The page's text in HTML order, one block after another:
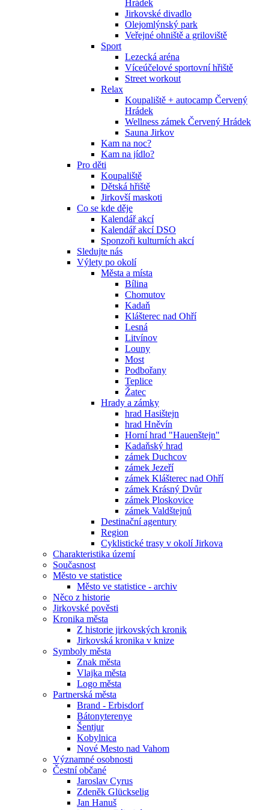
Hrádek
Jirkovské divadlo
Olejomlýnský park
Veřejné ohniště a griloviště
Sport
Lezecká aréna
Víceúčelové sportovní hřiště
Street workout
Relax
Koupaliště + autocamp Červený
Hrádek
Wellness zámek Červený Hrádek
Sauna Jirkov
Kam na noc?
Kam na jídlo?
Pro děti
Koupaliště
Dětská hřiště
Jirkovší maskoti
Co se kde děje
Kalendář akcí
Kalendář akcí DSO
Sponzoři kulturních akcí
Sledujte nás
Výlety po okolí
Města a místa
Bílina
Chomutov
Kadaň
Klášterec nad Ohří
Lesná
Litvínov
Louny
Most
Podbořany
Teplice
Žatec
Hrady a zámky
hrad Hasištejn
hrad Hněvín
Horní hrad "Hauenštejn"
Kadaňský hrad
zámek Duchcov
zámek Jezeří
zámek Klášterec nad Ohří
zámek Krásný Dvůr
zámek Ploskovice
zámek Valdštejnů
Destinační agentury
Region
Cyklistické trasy v okolí Jirkova
Charakteristika území
Současnost
Město ve statistice
Město ve statistice - archiv
Něco z historie
Jirkovské pověsti
Kronika města
Z historie jirkovských kronik
Jirkovská kronika v knize
Symboly města
Znak města
Vlajka města
Logo města
Partnerská města
Brand - Erbisdorf
Bátonyterenye
Šentjur
Kobylnica
Nové Mesto nad Vahom
Významné osobnosti
Čestní občané
Jaroslav Cyrus
Zdeněk Glückselig
Jan Hanuš